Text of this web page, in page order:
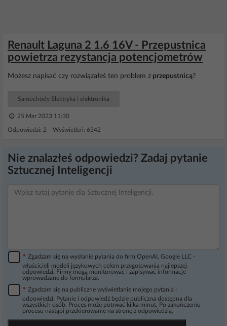
Renault Laguna 2 1.6 16V - Przepustnica
powietrza rezystancja potencjometrów
Możesz napisać czy rozwiązałeś ten problem z przepustnicą?
Samochody Elektryka i elektronika
25 Mar 2023 11:30
Odpowiedzi: 2 Wyświetleń: 6342
Nie znalazłeś odpowiedzi? Zadaj pytanie
Sztucznej Inteligencji
* Zgadzam się na wysłanie pytania do firm OpenAI, Google LLC -
właścicieli modeli językowych celem przygotowania najlepszej
odpowiedzi. Firmy mogą monitorować i zapisywać informacje
wprowadzane do formularza.
* Zgadzam się na publiczne wyświetlanie mojego pytania i
odpowiedzi. Pytanie i odpowiedź będzie publiczna dostępna dla
wszystkich osób. Proces może potrwać kilka minut. Po zakończeniu
procesu nastąpi przekierowanie na stronę z odpowiedzią.